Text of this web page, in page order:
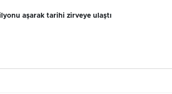
aşarak tarihi zirveye ulaştı